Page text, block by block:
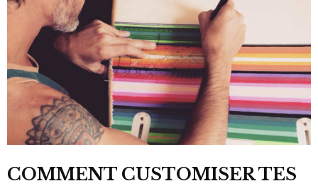
COMMENT CUSTOMISER TES